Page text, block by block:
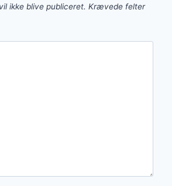
ikke blive publiceret. Krævede felter